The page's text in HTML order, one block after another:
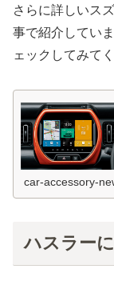
さらに詳しいス
事で紹介してい
ェックしてみて
car-accessory-
ハスラー